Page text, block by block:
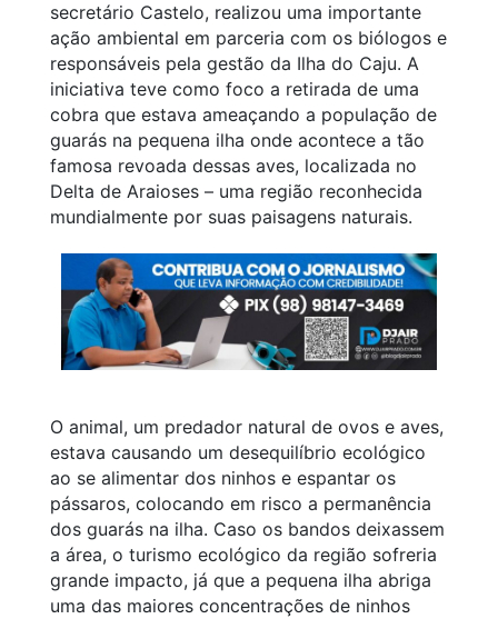
secretário Castelo, realizou uma importante
ação ambiental em parceria com os biólogos e
responsáveis pela gestão da Ilha do Caju. A
iniciativa teve como foco a retirada de uma
cobra que estava ameaçando a população de
guarás na pequena ilha onde acontece a tão
famosa revoada dessas aves, localizada no
Delta de Araioses – uma região reconhecida
mundialmente por suas paisagens naturais.
O animal, um predador natural de ovos e aves,
estava causando um desequilíbrio ecológico
ao se alimentar dos ninhos e espantar os
pássaros, colocando em risco a permanência
dos guarás na ilha. Caso os bandos deixassem
a área, o turismo ecológico da região sofreria
grande impacto, já que a pequena ilha abriga
uma das maiores concentrações de ninhos